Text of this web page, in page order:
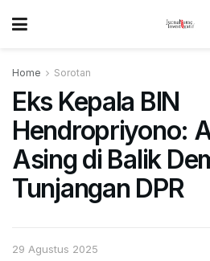
Home Sorotan
Eks Kepala BIN
Hendropriyono:
Asing di Balik
Tunjangan DPR
29 Agustus 2025